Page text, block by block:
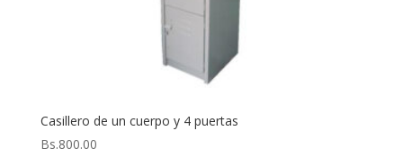
Casillero de un cuerpo y 4 puertas
Bs.800.00